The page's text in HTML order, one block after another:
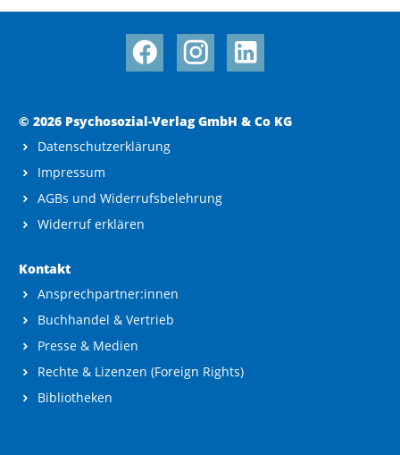
© 2026 Psychosozial-Verlag GmbH & Co KG
Datenschutzerklärung
Impressum
AGBs und Widerrufsbelehrung
Widerruf erklären
Kontakt
Ansprechpartner:innen
Buchhandel & Vertrieb
Presse & Medien
Rechte & Lizenzen (Foreign Rights)
Bibliotheken